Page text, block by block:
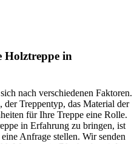
Holztreppe in
nach verschiedenen Faktoren.
der Treppentyp, das Material der
für Ihre Treppe eine Rolle.
in Erfahrung zu bringen, ist
Anfrage stellen. Wir senden